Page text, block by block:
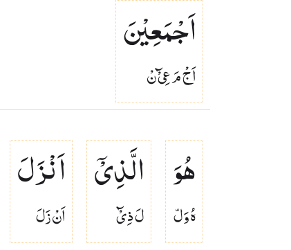
اَجْمَعِیْنَ
اَجْ مَ عِىْٓ نْ
هُوَ
هُ وَلّ
الَّذِیْۤ
لَ ذِىْٓ
اَنْزَلَ
اَنْ زَلَ